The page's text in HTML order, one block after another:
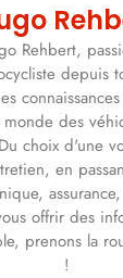
Rehbert,
depuis
des
choix d'une
en
offrir des
prenons la
!